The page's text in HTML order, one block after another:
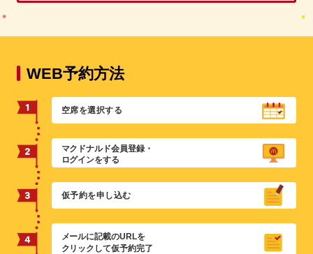
WEB予約方法
空席を選択する
マクドナルド会員登録・
ログインをする
仮予約を申し込む
メールに記載のURLを
クリックして仮予約完了